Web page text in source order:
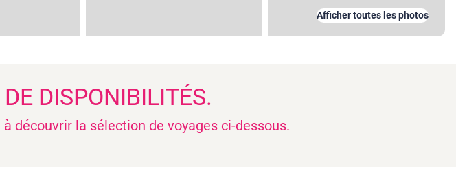
Afficher toutes les photos
DISPONIBILITÉS.
découvrir la sélection de voyages ci-dessous.